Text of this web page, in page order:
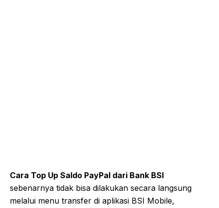
Cara Top Up Saldo PayPal dari Bank BSI
sebenarnya tidak bisa dilakukan secara langsung
melalui menu transfer di aplikasi BSI Mobile,